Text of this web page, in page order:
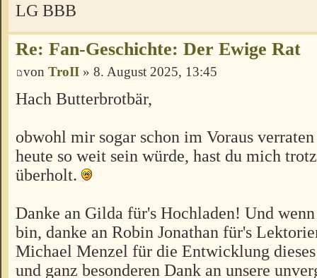
LG BBB
Re: Fan-Geschichte: Der Ewige Rat
von TroII » 8. August 2025, 13:45
Hach Butterbrotbär,
obwohl mir sogar schon im Voraus verraten
heute so weit sein würde, hast du mich
überholt.
Danke an Gilda für's Hochladen! Und
bin, danke an Robin Jonathan für's
Michael Menzel für die Entwicklung
und ganz besonderen Dank an unsere